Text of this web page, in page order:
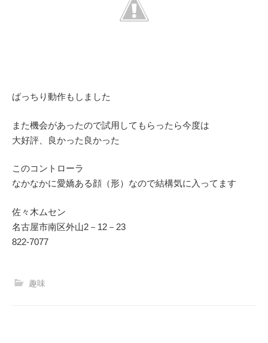
ばっちり動作もしました
また機会があったので試用してもらったら今度は
大好評、良かった良かった
このコントローラ
なかなかに愛嬌ある顔（形）なので結構気に入ってます
佐々木ムセン
名古屋市南区外山2－12－23
822-7077
趣味